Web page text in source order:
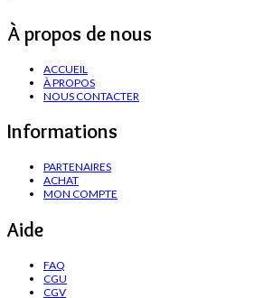
À propos de nous
ACCUEIL
À PROPOS
NOUS CONTACTER
Informations
PARTENAIRES
ACHAT
MON COMPTE
Aide
FAQ
CGU
CGV